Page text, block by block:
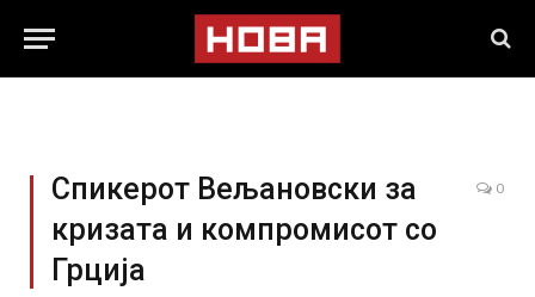
Спикерот Вељановски за
кризата и компромисот со
Грција
0